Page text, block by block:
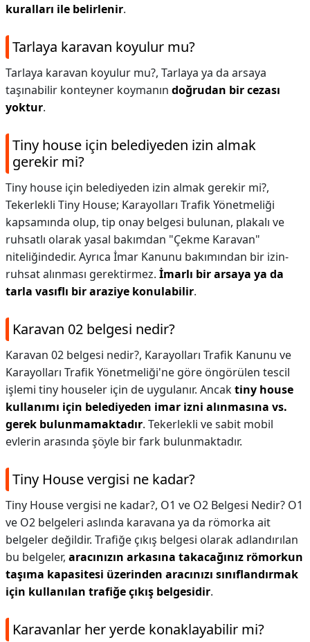
kuralları ile belirlenir.
Tarlaya karavan koyulur mu?
Tarlaya karavan koyulur mu?, Tarlaya ya da arsaya
taşınabilir konteyner koymanın doğrudan bir cezası
yoktur.
Tiny house için belediyeden izin almak
gerekir mi?
Tiny house için belediyeden izin almak gerekir mi?,
Tekerlekli Tiny House; Karayolları Trafik Yönetmeliği
kapsamında olup, tip onay belgesi bulunan, plakalı ve
ruhsatlı olarak yasal bakımdan "Çekme Karavan"
niteliğindedir. Ayrıca İmar Kanunu bakımından bir izin-
ruhsat alınması gerektirmez. İmarlı bir arsaya ya da
tarla vasıflı bir araziye konulabilir.
Karavan 02 belgesi nedir?
Karavan 02 belgesi nedir?, Karayolları Trafik Kanunu ve
Karayolları Trafik Yönetmeliği'ne göre öngörülen tescil
işlemi tiny houseler için de uygulanır. Ancaktiny house
kullanımı için belediyeden imar izni alınmasına vs.
gerek bulunmamaktadır. Tekerlekli ve sabit mobil
evlerin arasında şöyle bir fark bulunmaktadır.
Tiny House vergisi ne kadar?
Tiny House vergisi ne kadar?, O1 ve O2 Belgesi Nedir? O1
ve O2 belgeleri aslında karavana ya da römorka ait
belgeler değildir. Trafiğe çıkış belgesi olarak adlandırılan
bu belgeler, aracınızın arkasına takacağınız römorkun
taşıma kapasitesi üzerinden aracınızı sınıflandırmak
için kullanılan trafiğe çıkış belgesidir.
Karavanlar her yerde konaklayabilir mi?